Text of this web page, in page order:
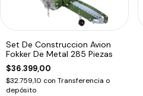
Set De Construccion Avion
Fokker De Metal 285 Piezas
$36.399,00
$32.759,10 con Transferencia o
depósito